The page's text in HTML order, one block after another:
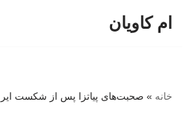
ام کاویان
خانه » صحبت‌های پیاتزا پس از شکست